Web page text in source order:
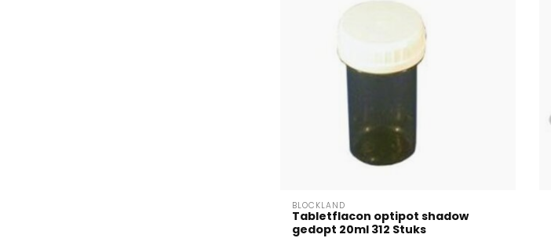
BLOCKLAND
Tabletflacon optipot shadow
gedopt 20ml 312 Stuks